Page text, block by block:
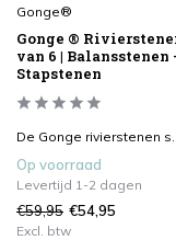
Gonge®
Gonge ®
van 6 | Balansstenen -
Stapstenen
De Gonge rivierstenen s...
Op voorraad
Levertijd 1-2 dagen
€59,95 €54,95
Excl. btw